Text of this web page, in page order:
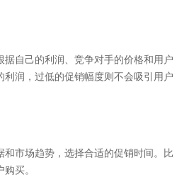
自己的利润、竞争对手的价格和用户
润，过低的促销幅度则不会吸引用户
市场趋势，选择合适的促销时间。比
买。